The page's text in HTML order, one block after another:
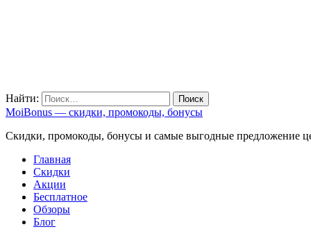
Найти:
MoiBonus — скидки, промокоды, бонусы
Скидки, промокоды, бонусы и самые выгодные предложение
Главная
Скидки
Акции
Бесплатное
Обзоры
Блог